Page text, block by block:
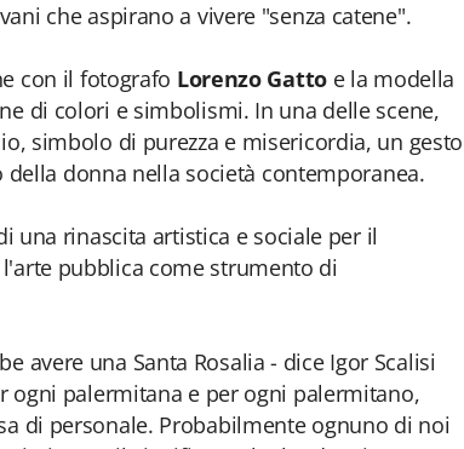
che aspirano a vivere "senza catene".
con il fotografo Lorenzo Gattoe la modella
di colori e simbolismi. In una delle scene,
simbolo di purezza e misericordia, un gesto
donna nella società contemporanea.
una rinascita artistica e sociale per il
pubblica come strumento di
avere una Santa Rosalia - dice Igor Scalisi
ogni palermitana e per ogni palermitano,
di personale. Probabilmente ognuno di noi